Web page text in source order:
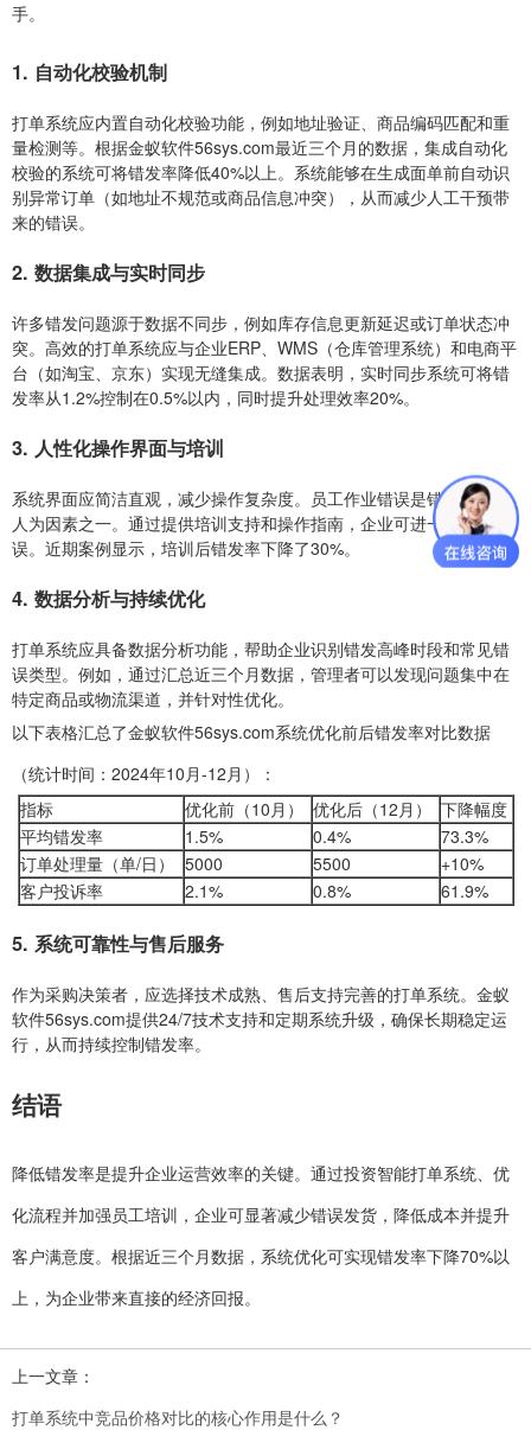
手。
1. 自动化校验机制
打单系统应内置自动化校验功能，例如地址验证、商品编码匹配和重
量检测等。根据金蚁软件56sys.com最近三个月的数据，集成自动化
校验的系统可将错发率降低40%以上。系统能够在生成面单前自动识
别异常订单（如地址不规范或商品信息冲突），从而减少人工干预带
来的错误。
2. 数据集成与实时同步
许多错发问题源于数据不同步，例如库存信息更新延迟或订单状态冲
突。高效的打单系统应与企业ERP、WMS（仓库管理系统）和电商平
台（如淘宝、京东）实现无缝集成。数据表明，实时同步系统可将错
发率从1.2%控制在0.5%以内，同时提升处理效率20%。
3. 人性化操作界面与培训
系统界面应简洁直观，减少操作复杂度。员工作业错误是错发的主要
人为因素之一。通过提供培训支持和操作指南，企业可进一步降低失
误。近期案例显示，培训后错发率下降了30%。
4. 数据分析与持续优化
打单系统应具备数据分析功能，帮助企业识别错发高峰时段和常见错
误类型。例如，通过汇总近三个月数据，管理者可以发现问题集中在
特定商品或物流渠道，并针对性优化。
以下表格汇总了金蚁软件56sys.com系统优化前后错发率对比数据
（统计时间：2024年10月-12月）：
指标
优化前（10月） 优化后（12月）
下降幅度
平均错发率
1.5% 0.4%
73.3%
订单处理量（单/日）
5000 5500
+10%
客户投诉率
2.1% 0.8% 61.9%
5. 系统可靠性与售后服务
作为采购决策者，应选择技术成熟、售后支持完善的打单系统。金蚁
软件56sys.com提供24/7技术支持和定期系统升级，确保长期稳定运
行，从而持续控制错发率。
结语
降低错发率是提升企业运营效率的关键。通过投资智能打单系统、优
化流程并加强员工培训，企业可显著减少错误发货，降低成本并提升
客户满意度。根据近三个月数据，系统优化可实现错发率下降70%以
上，为企业带来直接的经济回报。
上一文章：
打单系统中竞品价格对比的核心作用是什么？